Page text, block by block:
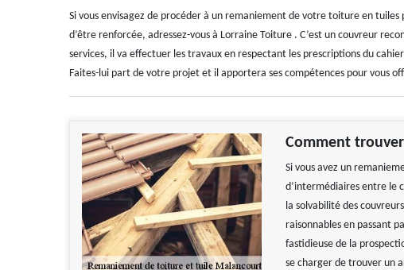
Si vous envisagez de procéder à un remaniement de votre toiture en
d’être renforcée, adressez-vous à Lorraine Toiture . C’est un couvreur
services, il va effectuer les travaux en respectant les prescriptions du
Faites-lui part de votre projet et il apportera ses compétences pour vous
Comment
Si vous avez un
d’intermédiaires entre le
la solvabilité des
raisonnables en passant
fastidieuse de la
se charger de trouver un